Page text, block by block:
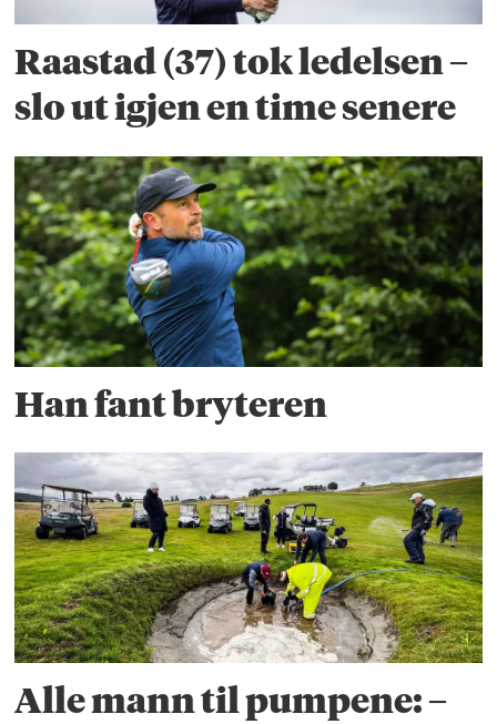
Raastad (37) tok ledelsen –
slo ut igjen en time senere
Han fant bryteren
Alle mann til pumpene: –